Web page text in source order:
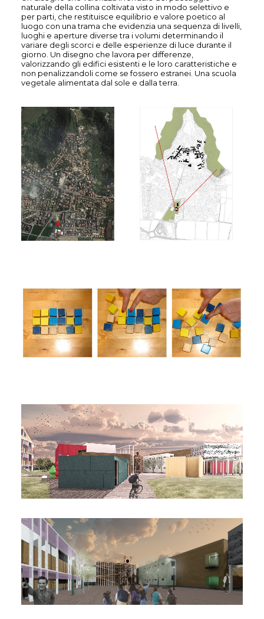
naturale della collina coltivata visto in modo selettivo e
per parti, che restituisce equilibrio e valore poetico al
luogo con una trama che evidenzia una sequenza di livelli,
luoghi e aperture diverse tra i volumi determinando il
variare degli scorci e delle esperienze di luce durante il
giorno. Un disegno che lavora per differenze,
valorizzando gli edifici esistenti e le loro caratteristiche e
non penalizzandoli come se fossero estranei. Una scuola
vegetale alimentata dal sole e dalla terra.